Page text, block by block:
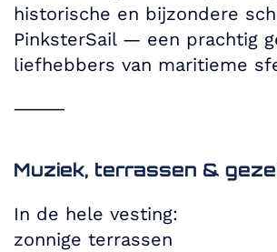
historische en bijzondere
PinksterSail — een prachtig
liefhebbers van maritieme
⸻
Muziek, terrassen &
In de hele vesting:
zonnige terrassen